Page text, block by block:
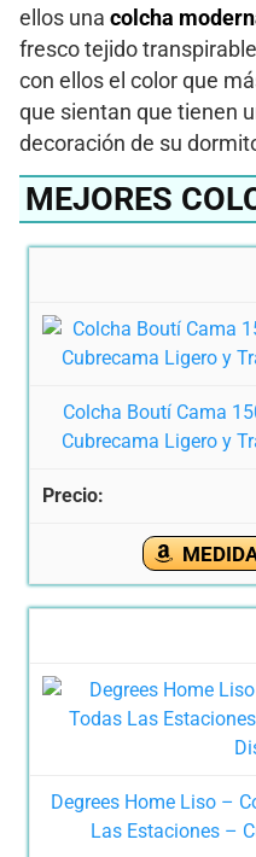
ellos una colcha
fresco tejido
con ellos el color que
que sientan que tienen
decoración de su
MEJORES
Colcha Boutí Cama
Cubrecama Ligero y
Degrees Home Liso –
Las Estaciones –